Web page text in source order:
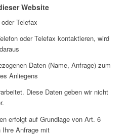
Website
Telefax
oder Telefax kontaktieren, wird
Daten (Name, Anfrage) zum
Anliegens
Diese Daten geben wir nicht
erfolgt auf Grundlage von Art. 6
Anfrage mit